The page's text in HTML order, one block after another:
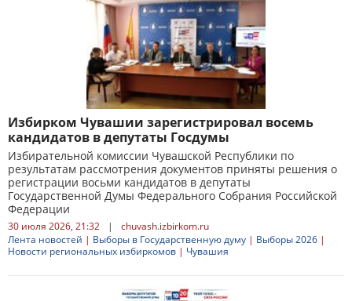
Избирком Чувашии зарегистрировал восемь
кандидатов в депутаты Госдумы
Избирательной комиссии Чувашской Республики по
результатам рассмотрения документов приняты решения о
регистрации восьми кандидатов в депутаты
Государственной Думы Федерального Собрания Российской
Федерации
30 июля 2026, 21:32 |
chuvash.izbirkom.ru
Лента новостей | Выборы в Государственную думу | Выборы 2026 |
Новости региональных избиркомов | Чувашия